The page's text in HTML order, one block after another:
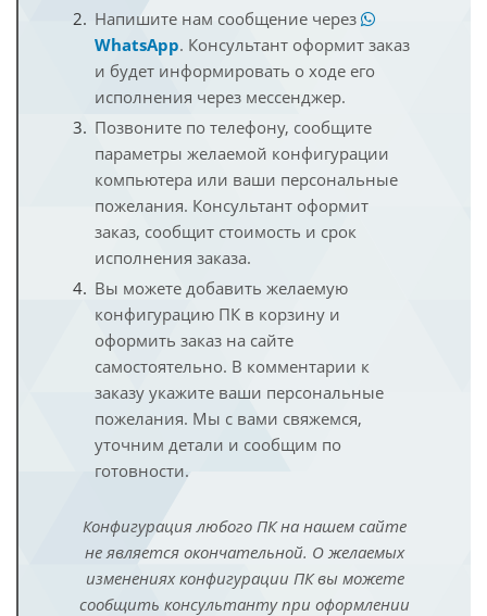
Напишите нам сообщение через
WhatsApp. Консультант оформит заказ
и будет информировать о ходе его
исполнения через мессенджер.
Позвоните по телефону, сообщите
параметры желаемой конфигурации
компьютера или ваши персональные
пожелания. Консультант оформит
заказ, сообщит стоимость и срок
исполнения заказа.
Вы можете добавить желаемую
конфигурацию ПК в корзину и
оформить заказ на сайте
самостоятельно. В комментарии к
заказу укажите ваши персональные
пожелания. Мы с вами свяжемся,
уточним детали и сообщим по
готовности.
Конфигурация любого ПК на нашем сайте
не является окончательной. О желаемых
изменениях конфигурации ПК вы можете
сообщить консультанту при оформлении